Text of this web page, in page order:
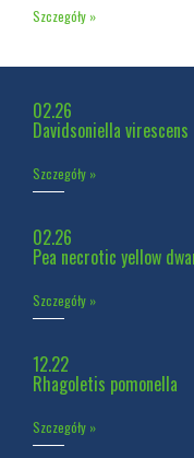
Szczegóły »
02.26
Davidsoniella virescens
Szczegóły »
02.26
Pea necrotic yellow
Szczegóły »
12.22
Rhagoletis pomonella
Szczegóły »